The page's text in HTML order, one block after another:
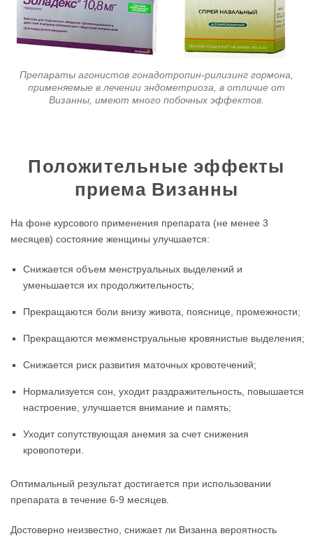
Препараты агонистов гонадотропин-рилизинг гормона,
применяемые в лечении эндометриоза, в отличие от
Визанны, имеют много побочных эффектов.
Положительные эффекты
приема Визанны
На фоне курсового применения препарата (не менее 3
месяцев) состояние женщины улучшается:
Снижается объем менструальных выделений и
уменьшается их продолжительность;
Прекращаются боли внизу живота, пояснице, промежности;
Прекращаются межменструальные кровянистые выделения;
Снижается риск развития маточных кровотечений;
Нормализуется сон, уходит раздражительность, повышается
настроение, улучшается внимание и память;
Уходит сопутствующая анемия за счет снижения
кровопотери.
Оптимальный результат достигается при использовании
препарата в течение 6-9 месяцев.
Достоверно неизвестно, снижает ли Визанна вероятность